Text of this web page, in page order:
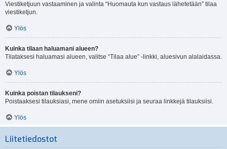
Viestiketjuun vastaaminen ja valinta “Huomauta kun vastaus lähetetään” tilaa
viestiketjun.
Ylös
Kuinka tilaan haluamani alueen?
Tilataksesi haluamasi alueen, valitse “Tilaa alue” -linkki, aluesivun alalaidassa.
Ylös
Kuinka poistan tilaukseni?
Poistaaksesi tilauksiasi, mene omiin asetuksiisi ja seuraa linkkejä tilauksiisi.
Ylös
Liitetiedostot